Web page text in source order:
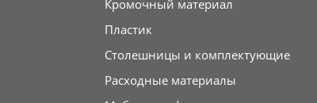
Кромочный материал
Пластик
Столешницы и комплектующие
Расходные материалы